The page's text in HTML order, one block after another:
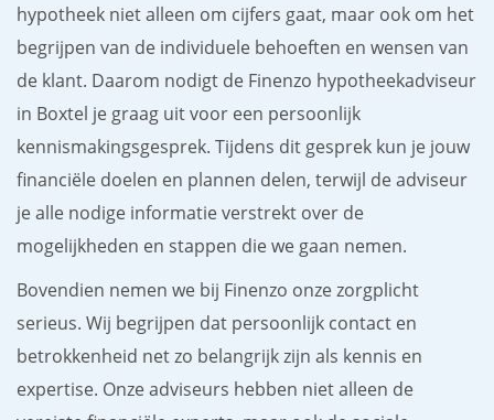
hypotheek niet alleen om cijfers gaat, maar ook om het
begrijpen van de individuele behoeften en wensen van
de klant. Daarom nodigt de Finenzo hypotheekadviseur
in Boxtel je graag uit voor een persoonlijk
kennismakingsgesprek. Tijdens dit gesprek kun je jouw
financiële doelen en plannen delen, terwijl de adviseur
je alle nodige informatie verstrekt over de
mogelijkheden en stappen die we gaan nemen.
Bovendien nemen we bij Finenzo onze zorgplicht
serieus. Wij begrijpen dat persoonlijk contact en
betrokkenheid net zo belangrijk zijn als kennis en
expertise. Onze adviseurs hebben niet alleen de